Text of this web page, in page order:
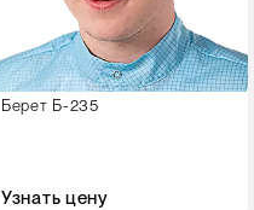
Берет Б-235
Узнать цену